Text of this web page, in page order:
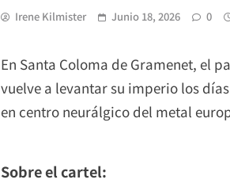
Irene Kilmister Junio 18, 2026 0
En Santa Coloma de Gramenet, el
vuelve a levantar su imperio los
en centro neurálgico del metal
Sobre el cartel: